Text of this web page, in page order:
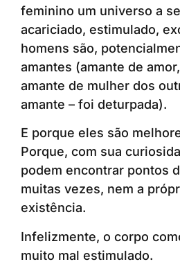
feminino um universo a
acariciado, estimulado,
homens são,
amantes (amante de
amante de mulher dos
amante – foi deturpada).
E porque eles são
Porque, com sua
podem encontrar pontos
muitas vezes, nem a
existência.
Infelizmente, o corpo
muito mal estimulado.